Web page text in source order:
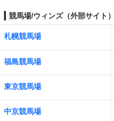
競馬場/ウィンズ（外部サイト）
札幌競馬場
福島競馬場
東京競馬場
中京競馬場